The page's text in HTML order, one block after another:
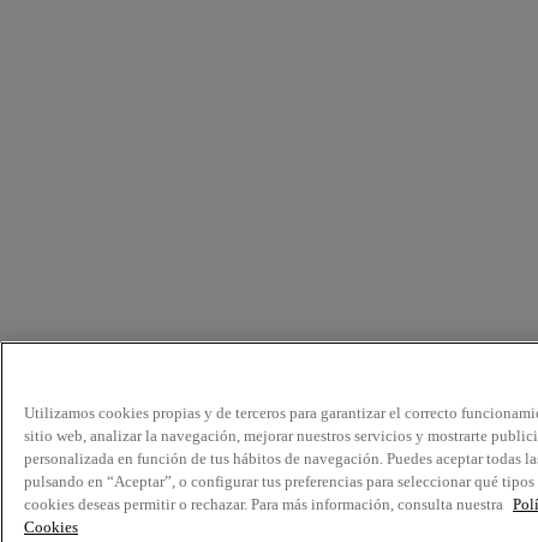
Utilizamos cookies propias y de terceros para garantizar el correcto
sitio web, analizar la navegación, mejorar nuestros servicios y mostrarte
personalizada en función de tus hábitos de navegación. Puedes aceptar todas
pulsando en “Aceptar”, o configurar tus preferencias para seleccionar qué tipos
cookies deseas permitir o rechazar. Para más información, consulta nuestra
Cookies